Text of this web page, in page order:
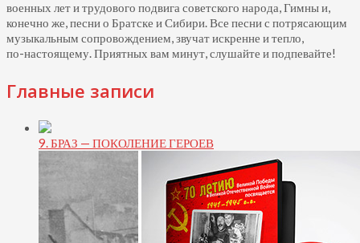
военных лет и трудового подвига советского народа, Гимны и,
конечно же, песни о Братске и Сибири. Все песни с потрясающим
музыкальным сопровождением, звучат искренне и тепло,
по-настоящему.Приятных вам минут, слушайте и подпевайте!
Главные записи
9. БРАЗ — ПОКОЛЕНИЕ ГЕРОЕВ